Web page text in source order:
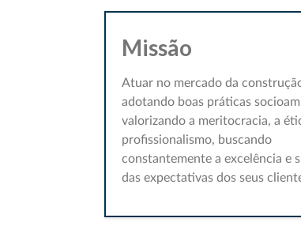
Missão
Atuar no mercado da
adotando boas práticas
valorizando a meritocracia, a
profissionalismo, buscando
constantemente a excelência e
das expectativas dos seus